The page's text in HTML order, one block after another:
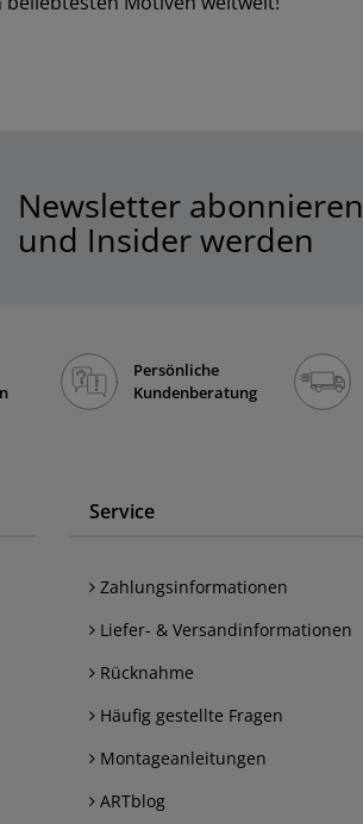
Newsletter abonnieren
und Insider werden
Persönliche
Kundenberatung
Service
Zahlungsinformationen
Liefer- & Versandinformationen
Rücknahme
Häufig gestellte Fragen
Montageanleitungen
ARTblog